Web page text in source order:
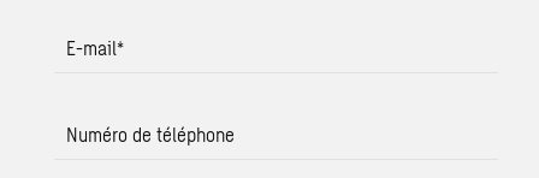
E-mail*
Numéro de téléphone